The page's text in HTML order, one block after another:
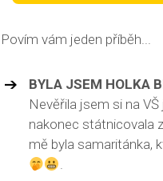
Povím vám jeden příběh...
BYLA JSEM HOLKA
Nevěřila jsem si na
nakonec státnicovala
mě byla samaritánka,
.